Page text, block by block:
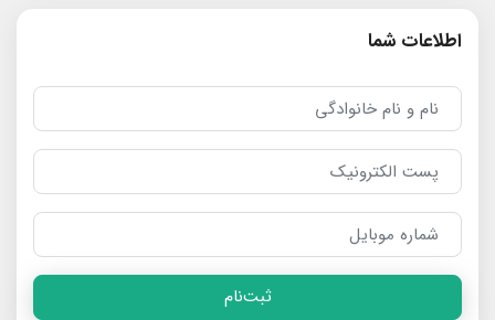
اطلاعات شما
ثبت‌نام